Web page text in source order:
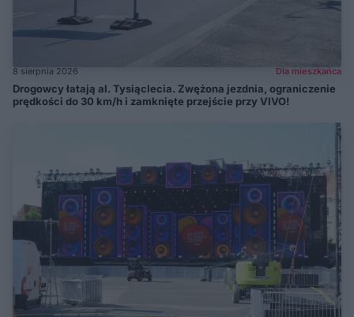
8 sierpnia 2026 Dla mieszkańca
Drogowcy łatają al. Tysiąclecia. Zwężona jezdnia, ograniczenie
prędkości do 30 km/h i zamknięte przejście przy VIVO!